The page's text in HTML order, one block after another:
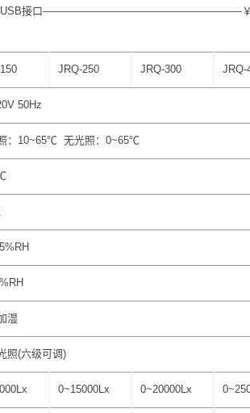
件/USB接口———————————————————￥
JRQ-250 JRQ-300 JRQ-
50Hz
：10~65℃ 无光照：0~65℃
湿
照(六级可调)
0~15000Lx 0~20000Lx